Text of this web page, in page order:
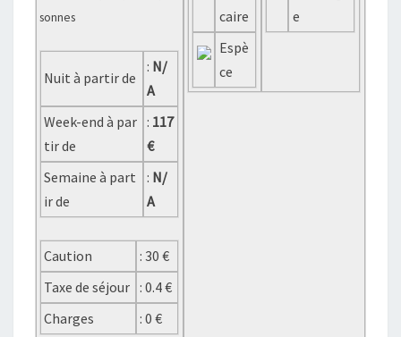
sonnes
Nuit à partir de
: N/
A
Week-end à par
tir de
: 117
€
Semaine à part
ir de
: N/
A
Caution
: 30 €
Taxe de séjour : 0.4 €
Charges
: 0 €
caire
Espè
ce
e